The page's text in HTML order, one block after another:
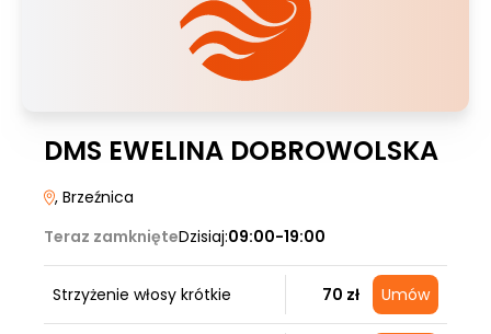
DMS EWELINA DOBROWOLSKA
, Brzeźnica
Teraz zamknięteDzisiaj:09:00-19:00
Strzyżenie włosy krótkie 70 zł Umów